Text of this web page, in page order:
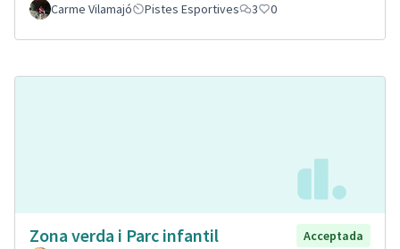
Carme Vilamajó Pistes Esportives 3 0
Zona verda i Parc infantil
Acceptada